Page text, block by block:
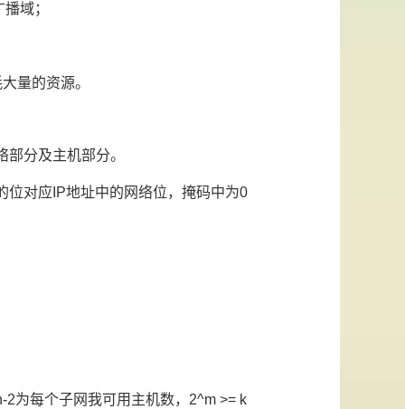
域；
量的资源。
分及主机部分。
位对应IP地址中的网络位，掩码中为0
2为每个子网我可用主机数，2^m >= k